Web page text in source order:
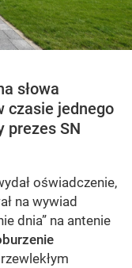
słowa
czasie jednego
prezes SN
oświadczenie,
na wywiad
dnia” na antenie